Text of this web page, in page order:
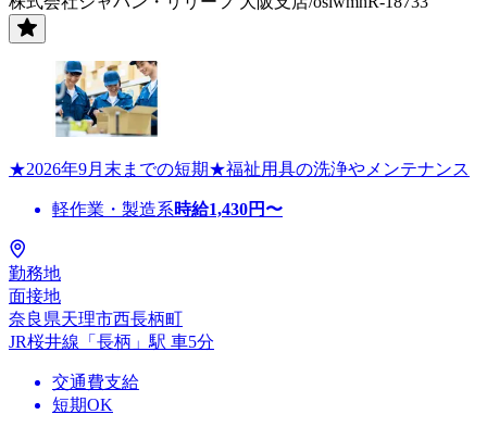
★2026年9月末までの短期★福祉用具の洗浄やメンテナンス
軽作業・製造系時給1,430円〜
勤務地
面接地
奈良県天理市西長柄町
JR桜井線「長柄」駅 車5分
交通費支給
短期OK